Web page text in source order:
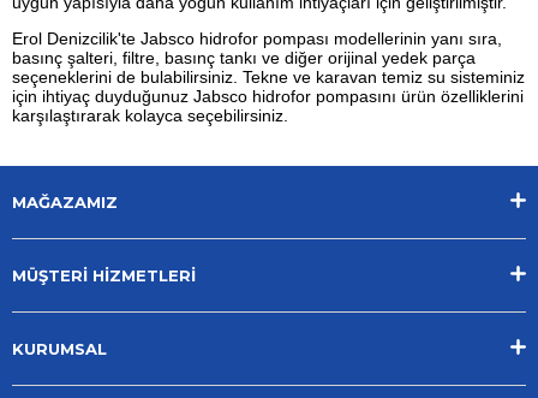
Erol Denizcilik'te Jabsco hidrofor pompası modellerinin yanı sıra,
basınç şalteri, filtre, basınç tankı ve diğer orijinal yedek parça
seçeneklerini de bulabilirsiniz. Tekne ve karavan temiz su sisteminiz
için ihtiyaç duyduğunuz Jabsco hidrofor pompasını ürün özelliklerini
karşılaştırarak kolayca seçebilirsiniz.
MAĞAZAMIZ
MÜŞTERİ HİZMETLERİ
KURUMSAL